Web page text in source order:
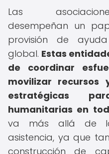
Las
desempeñan un
provisión de
global. Estas
de coordinar
movilizar recursos
estratégicas
humanitarias en
va más allá de
asistencia, ya que
construcción de